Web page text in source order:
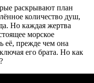
раскрывают план
количество душ,
Но каждая жертва
морское
её, прежде чем она
его брата. Но как